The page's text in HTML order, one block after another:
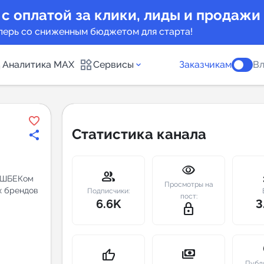
оплатой за клики, лиды и продажи
со сниженным бюджетом для старта!
Аналитика MAX Сервисы
Индекс
Telegram
New
Заказчикам
брендов
Статистика канала
group
Подписчики:
6.6K
visibility
Просмотры на
пост:
lock_outline
thumb_up payments